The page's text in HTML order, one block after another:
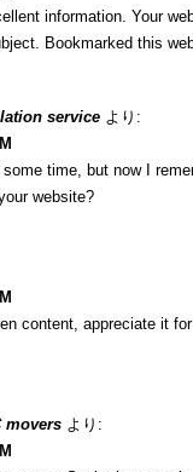
information. Your
Bookmarked this
service より:
time, but now I
website?
content, appreciate it
movers より: